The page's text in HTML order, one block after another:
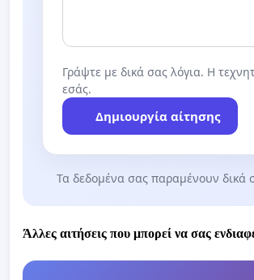
Γράψτε με δικά σας λόγια. Η
εσάς.
Δημιουργία αίτησης
Τα δεδομένα σας παραμένουν δικά
Άλλες αιτήσεις που μπορεί να σας